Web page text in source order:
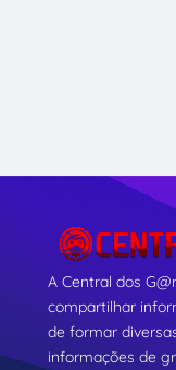
A Central dos
compartilhar
de formar
informações de